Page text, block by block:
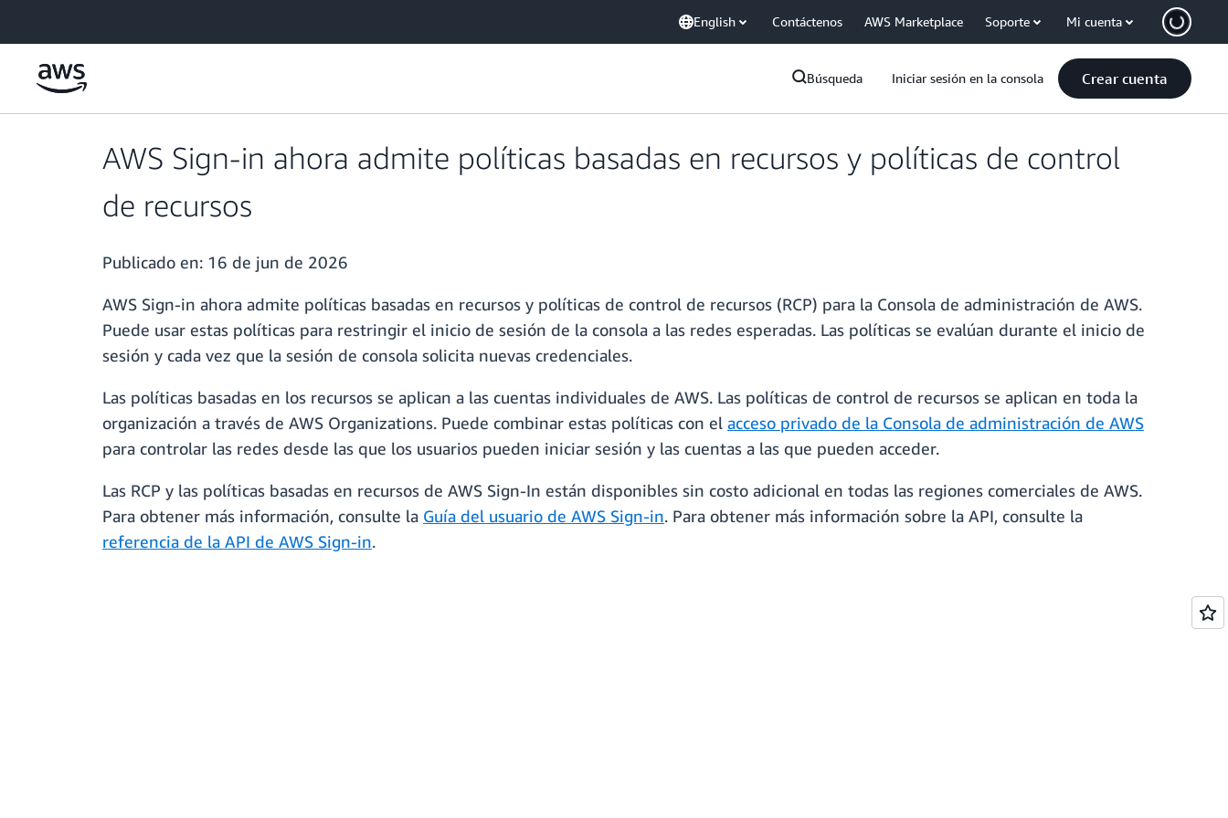
English Contáctenos AWS Marketplace Soporte Mi cuenta
Búsqueda Iniciar sesión en la consola Crear cuenta
AWS Sign-in ahora admite políticas basadas en recursos y políticas de control
de recursos
Publicado en: 16 de jun de 2026
AWS Sign-in ahora admite políticas basadas en recursos y políticas de control de recursos (RCP) para la Consola de administración de AWS.
Puede usar estas políticas para restringir el inicio de sesión de la consola a las redes esperadas. Las políticas se evalúan durante el inicio de
sesión y cada vez que la sesión de consola solicita nuevas credenciales.
Las políticas basadas en los recursos se aplican a las cuentas individuales de AWS. Las políticas de control de recursos se aplican en toda la
organización a través de AWS Organizations. Puede combinar estas políticas con el acceso privado de la Consola de administración de AWS
para controlar las redes desde las que los usuarios pueden iniciar sesión y las cuentas a las que pueden acceder.
Las RCP y las políticas basadas en recursos de AWS Sign-In están disponibles sin costo adicional en todas las regiones comerciales de AWS.
Para obtener más información, consulte la Guía del usuario de AWS Sign-in. Para obtener más información sobre la API, consulte la
referencia de la API de AWS Sign-in.